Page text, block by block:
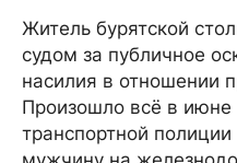
Житель бурятской
судом за публичное
насилия в отношении
Произошло всё в июне
транспортной